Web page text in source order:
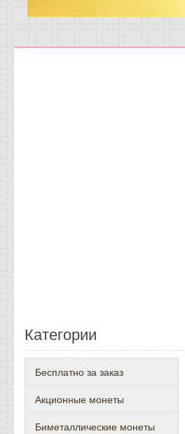
Категории
Бесплатно за заказ
Акционные монеты
Биметаллические монеты